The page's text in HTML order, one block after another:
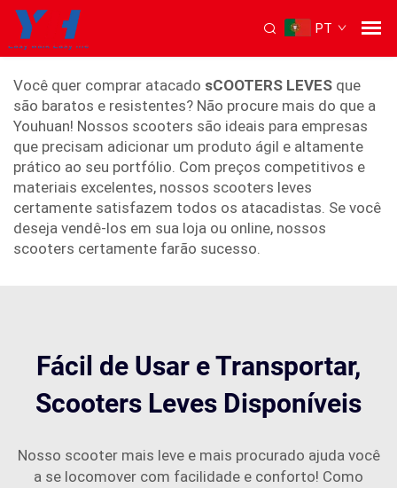
PT
scooter leve
Você quer comprar atacado sCOOTERS LEVES que
são baratos e resistentes? Não procure mais do que a
Youhuan! Nossos scooters são ideais para empresas
que precisam adicionar um produto ágil e altamente
prático ao seu portfólio. Com preços competitivos e
materiais excelentes, nossos scooters leves
certamente satisfazem todos os atacadistas. Se você
deseja vendê-los em sua loja ou online, nossos
scooters certamente farão sucesso.
Fácil de Usar e Transportar,
Scooters Leves Disponíveis
Nosso scooter mais leve e mais procurado ajuda você
a se locomover com facilidade e conforto! Como